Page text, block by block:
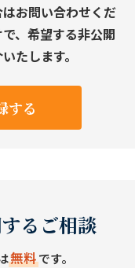
お問い合わせくだ
、希望する非公開
たします。
する
るご相談
無料です。